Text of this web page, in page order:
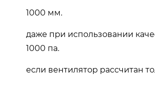
1000 мм.
даже при использовании
1000 па.
если вентилятор рассчитан